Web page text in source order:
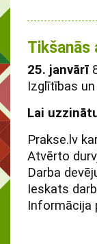
Tikšanās
25. janvārī
Izglītības
Lai
Prakse.lv
Atvērto
Darba
Ieskats
Informācija